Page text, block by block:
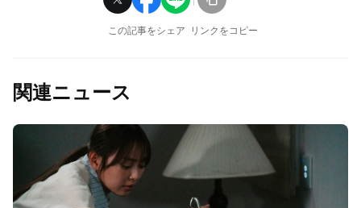
この記事をシェア リンクをコピー
関連ニュース